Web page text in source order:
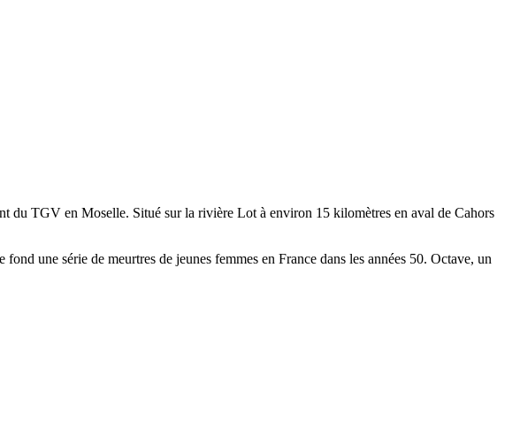
du TGV en Moselle. Situé sur la rivière Lot à environ 15 kilomètres en aval de Cahors
une série de meurtres de jeunes femmes en France dans les années 50. Octave, un